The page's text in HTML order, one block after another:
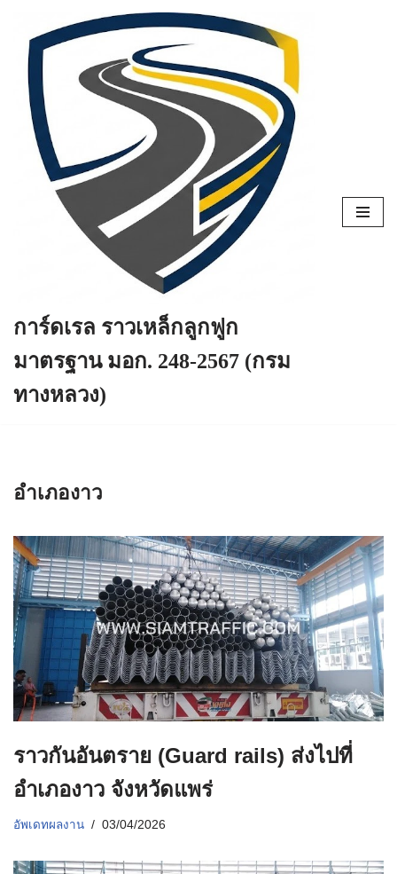
Skip
content
การ์ดเรล ราวเหล็กลูกฟูก
มาตรฐาน มอก. 248-2567 (กรม
ทางหลวง)
อำเภองาว
ราวกันอันตราย (Guard rails) ส่งไปที่
อำเภองาว จังหวัดแพร่
อัพเดทผลงาน 03/04/2026